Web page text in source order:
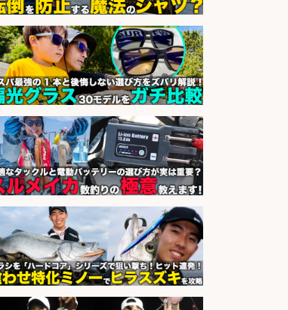
レジカウンター/お釣りの計算不要
の簡単レジ 未経験も安心の研修あり
1日2h
会社名 オーケー株式会社
sponsored by 求人ボックス
釣り具などの出荷作業～～/工場/製
造
会社名 UTグループ株式会社
レジカウンター/お釣りの計算不要
の簡単レジ 未経験も安心の研修あり
1日2h